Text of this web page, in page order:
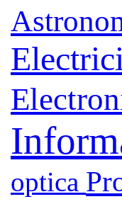
optica